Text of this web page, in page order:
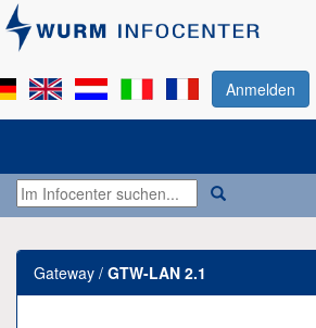
Anmelden
Gateway / GTW-LAN 2.1